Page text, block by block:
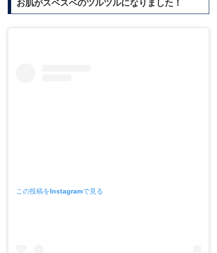
お肌がスベスベのツルツルになりました！
この投稿をInstagramで見る